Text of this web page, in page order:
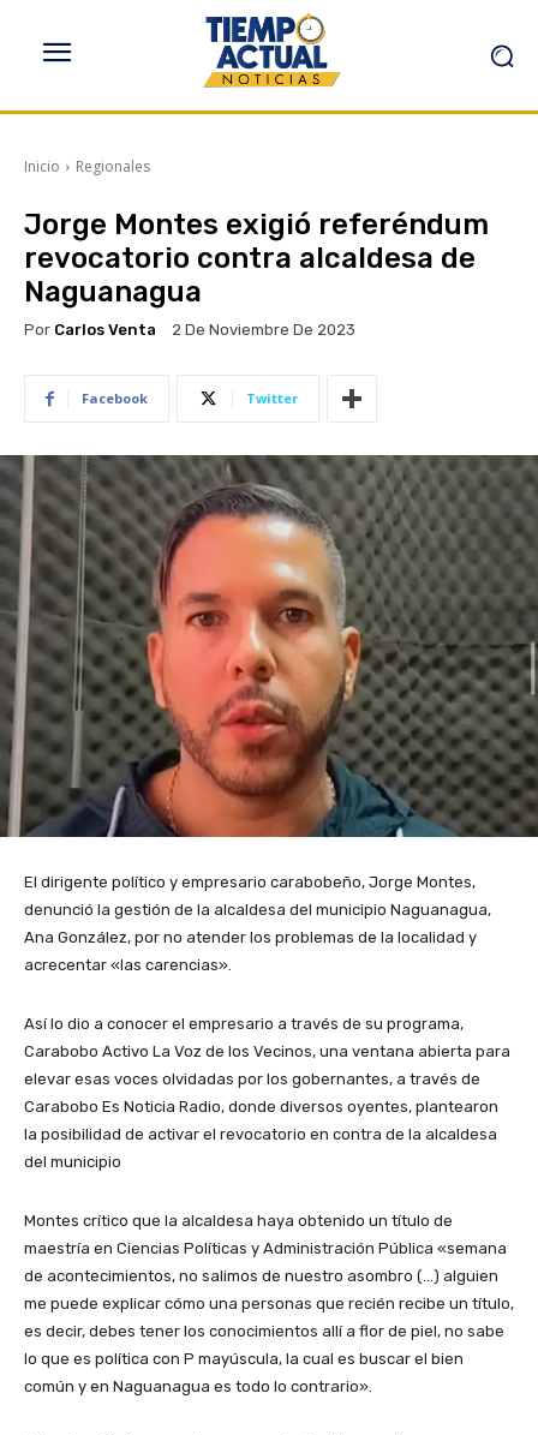
Inicio Regionales
Jorge Montes exigió referéndum
revocatorio contra alcaldesa de
Naguanagua
Por Carlos Venta 2 De Noviembre De 2023
Facebook Twitter
El dirigente político y empresario carabobeño, Jorge Montes,
denunció la gestión de la alcaldesa del municipio Naguanagua,
Ana González, por no atender los problemas de la localidad y
acrecentar «las carencias».
Así lo dio a conocer el empresario a través de su programa,
Carabobo Activo La Voz de los Vecinos, una ventana abierta para
elevar esas voces olvidadas por los gobernantes, a través de
Carabobo Es Noticia Radio, donde diversos oyentes, plantearon
la posibilidad de activar el revocatorio en contra de la alcaldesa
del municipio
Montes crítico que la alcaldesa haya obtenido un título de
maestría en Ciencias Políticas y Administración Pública «semana
de acontecimientos, no salimos de nuestro asombro (…) alguien
me puede explicar cómo una personas que recién recibe un título,
es decir, debes tener los conocimientos allí a flor de piel, no sabe
lo que es política con P mayúscula, la cual es buscar el bien
común y en Naguanagua es todo lo contrario».